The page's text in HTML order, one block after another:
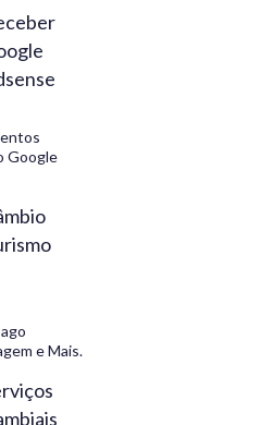
Google
e Mais.